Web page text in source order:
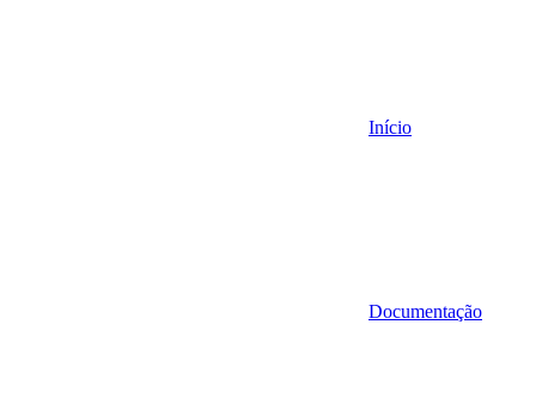
Início
Documentação